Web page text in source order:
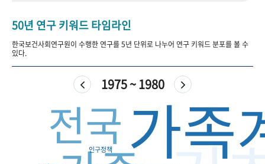
VR 역사관
50년 연구 키워드 타임라인
한국보건사회연구원이 수행한 연구를 5년 단위로 나누어 연구 키워드 분포를 볼 수
있다.
1975 ~ 1980
가족
전국
인구정책